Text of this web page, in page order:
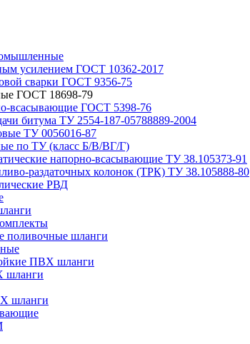
усилением ГОСТ 10362-2017
сварки ГОСТ 9356-75
ГОСТ 18698-79
всасывающие ГОСТ 5398-76
битума ТУ 2554-187-05788889-2004
ТУ 0056016-87
по ТУ (класс Б/В/ВГ/Г)
напорно-всасывающие ТУ 38.105373-91
раздаточных колонок (ТРК) ТУ 38.105888-80
РВД
поливочные шланги
ПВХ шланги
шланги